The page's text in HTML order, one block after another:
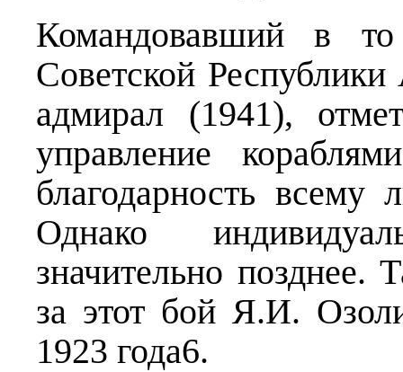
Командовавший в
Советской
адмирал (1941),
управление
благодарность всему
Однако
значительно позднее.
за этот бой Я.И.
1923 года6.